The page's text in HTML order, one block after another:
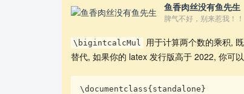
鱼香肉丝没有鱼先生
脾气不好，别来惹我！！
\bigintcalcMul 用于计算两个数的乘积,
替代, 如果你的 latex 发行版高于 2022, 你可
\documentclass{standalone}